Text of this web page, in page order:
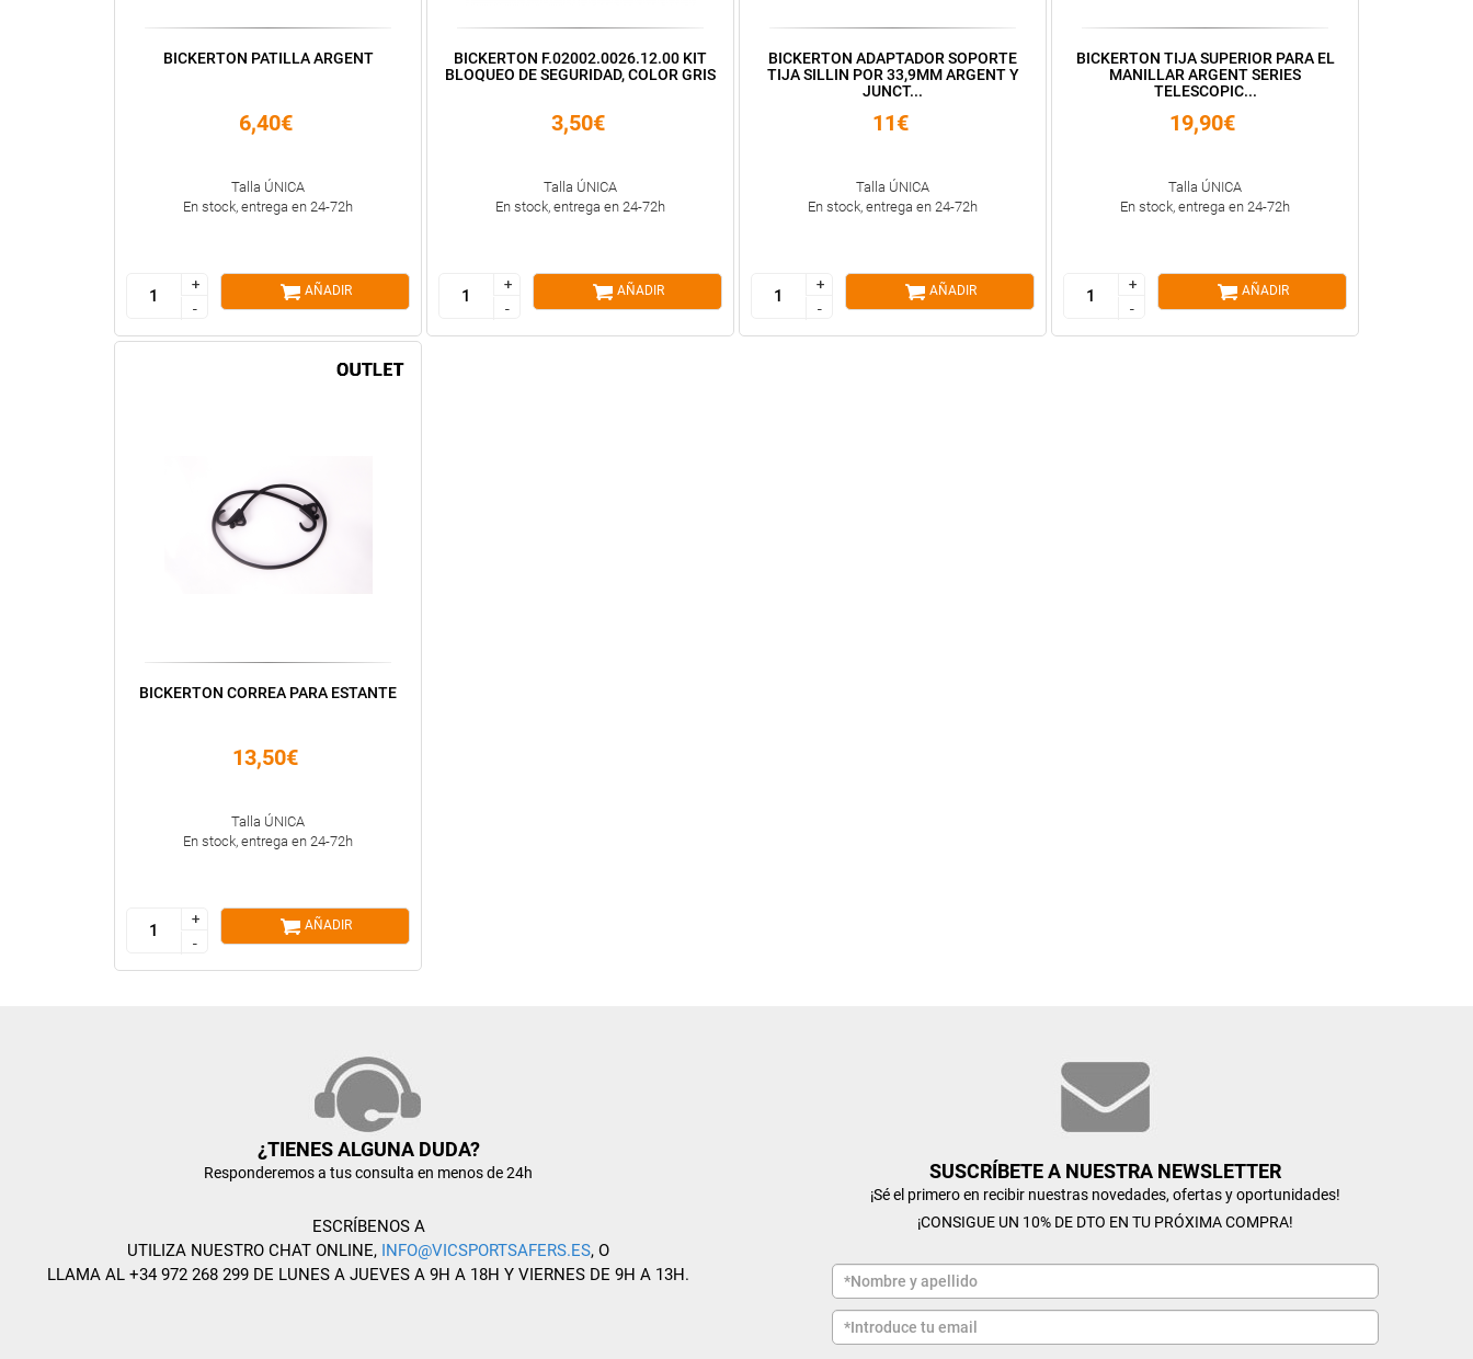
BICKERTON PATILLA ARGENT
6,40€
Talla ÚNICA
En stock, entrega en 24-72h
+
-
+
-
AÑADIR
BICKERTON F.02002.0026.12.00 KIT
BLOQUEO DE SEGURIDAD, COLOR GRIS
3,50€
Talla ÚNICA
En stock, entrega en 24-72h
+
-
+
-
AÑADIR
BICKERTON ADAPTADOR SOPORTE
TIJA SILLIN POR 33,9MM ARGENT Y
JUNCT...
11€
Talla ÚNICA
En stock, entrega en 24-72h
+
-
+
-
AÑADIR
BICKERTON TIJA SUPERIOR PARA EL
MANILLAR ARGENT SERIES
TELESCOPIC...
19,90€
Talla ÚNICA
En stock, entrega en 24-72h
+
-
+
-
AÑADIR
BICKERTON CORREA PARA ESTANTE
13,50€
Talla ÚNICA
En stock, entrega en 24-72h
+
-
+
-
AÑADIR
¿TIENES ALGUNA DUDA?
Responderemos a tus consulta en menos de 24h
ESCRÍBENOS A
UTILIZA NUESTRO CHAT ONLINE, INFO@VICSPORTSAFERS.ES, O
LLAMA AL +34 972 268 299 DE LUNES A JUEVES A 9H A 18H Y VIERNES DE 9H A 13H.
SUSCRÍBETE A NUESTRA NEWSLETTER
¡Sé el primero en recibir nuestras novedades, ofertas y oportunidades!
¡CONSIGUE UN 10% DE DTO EN TU PRÓXIMA COMPRA!